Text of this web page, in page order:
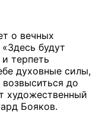
о вечных
будут
терпеть
духовные силы,
до
художественный
Бояков.